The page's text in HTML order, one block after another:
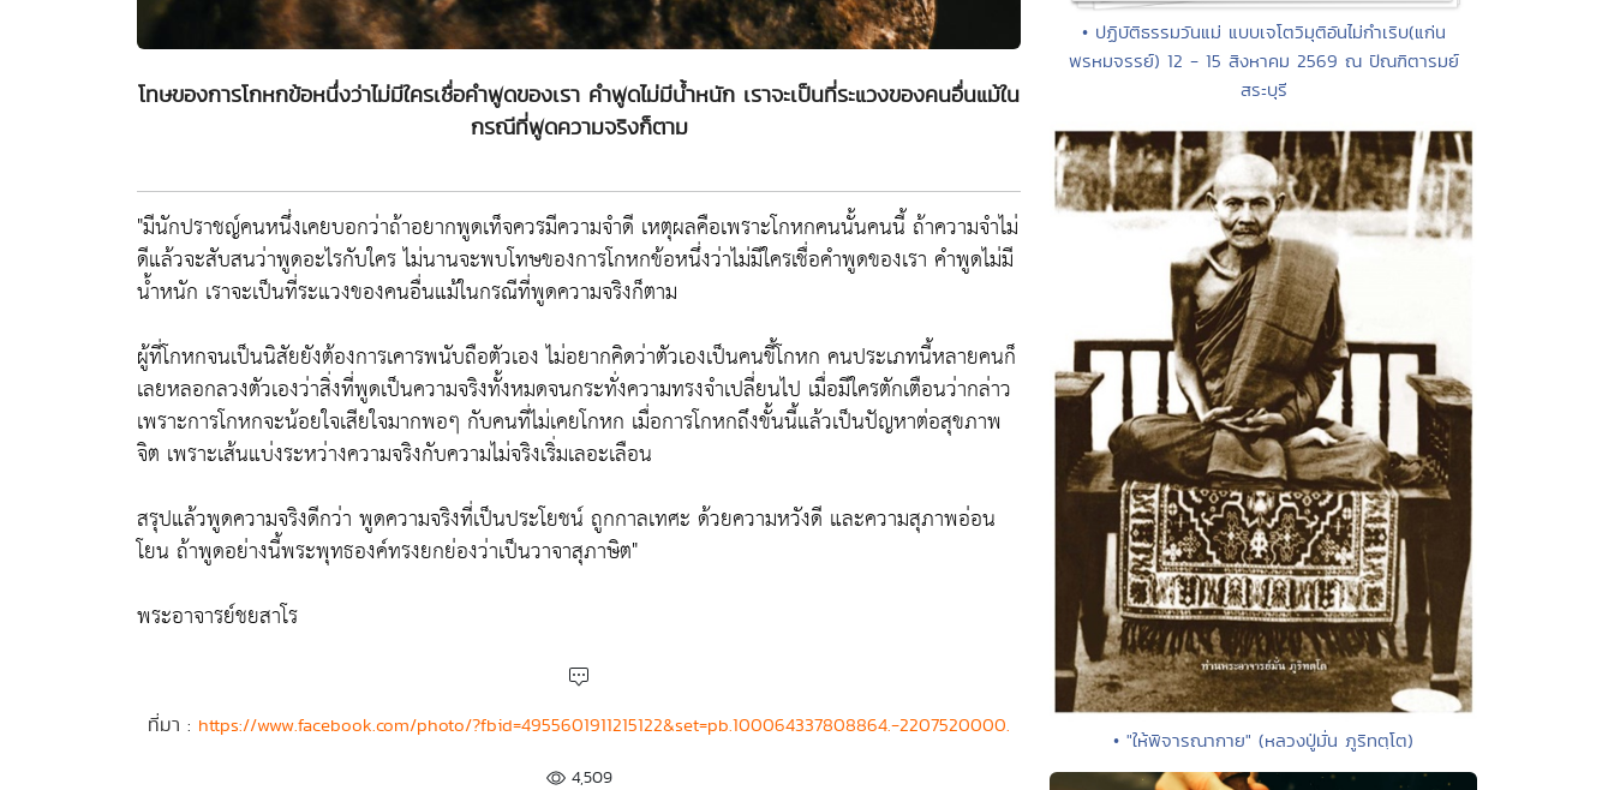
โทษของการโกหกข้อหนึ่งว่าไม่มีใครเชื่อคำพูดของเรา คำพูดไม่มีน้ำหนัก เราจะเป็นที่ระแวงของคนอื่นแม้ใน
กรณีที่พูดความจริงก็ตาม
"มีนักปราชญ์คนหนึ่งเคยบอกว่าถ้าอยากพูดเท็จควรมีความจำดี เหตุผลคือเพราะโกหกคนนั้นคนนี้ ถ้าความจำไม่
ดีแล้วจะสับสนว่าพูดอะไรกับใคร ไม่นานจะพบโทษของการโกหกข้อหนึ่งว่าไม่มีใครเชื่อคำพูดของเรา คำพูดไม่มี
น้ำหนัก เราจะเป็นที่ระแวงของคนอื่นแม้ในกรณีที่พูดความจริงก็ตาม
ผู้ที่โกหกจนเป็นนิสัยยังต้องการเคารพนับถือตัวเอง ไม่อยากคิดว่าตัวเองเป็นคนขี้โกหก คนประเภทนี้หลายคนก็
เลยหลอกลวงตัวเองว่าสิ่งที่พูดเป็นความจริงทั้งหมดจนกระทั่งความทรงจำเปลี่ยนไป เมื่อมีใครตักเตือนว่ากล่าว
เพราะการโกหกจะน้อยใจเสียใจมากพอๆ กับคนที่ไม่เคยโกหก เมื่อการโกหกถึงขั้นนี้แล้วเป็นปัญหาต่อสุขภาพ
จิต เพราะเส้นแบ่งระหว่างความจริงกับความไม่จริงเริ่มเลอะเลือน
สรุปแล้วพูดความจริงดีกว่า พูดความจริงที่เป็นประโยชน์ ถูกกาลเทศะ ด้วยความหวังดี และความสุภาพอ่อน
โยน ถ้าพูดอย่างนี้พระพุทธองค์ทรงยกย่องว่าเป็นวาจาสุภาษิต"
พระอาจารย์ชยสาโร
ที่มา : https://www.facebook.com/photo/?fbid=4955601911215122&set=pb.100064337808864.-2207520000.
4,509
• ปฏิบัติธรรมวันแม่ แบบเจโตวิมุติอันไม่กำเริบ(แก่น
พรหมจรรย์) 12 - 15 สิงหาคม 2569 ณ ปัณฑิตารมย์
สระบุรี
• "ให้พิจารณากาย" (หลวงปู่มั่น ภูริทตฺโต)